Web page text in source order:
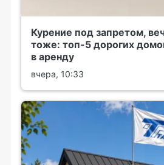
Курение под запретом,
тоже: топ-5 дорогих
в аренду
вчера, 10:33